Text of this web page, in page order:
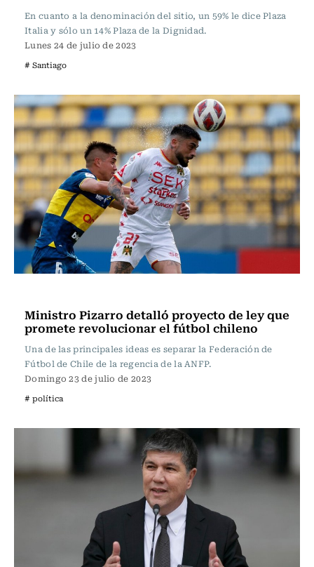
En cuanto a la denominación del sitio, un 59% le dice Plaza
Italia y sólo un 14% Plaza de la Dignidad.
Lunes 24 de julio de 2023
# Santiago
Ministro Pizarro detalló proyecto de ley que
promete revolucionar el fútbol chileno
Una de las principales ideas es separar la Federación de
Fútbol de Chile de la regencia de la ANFP.
Domingo 23 de julio de 2023
# política